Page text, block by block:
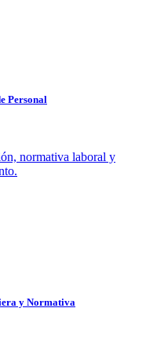
Personal
normativa laboral y
y Normativa